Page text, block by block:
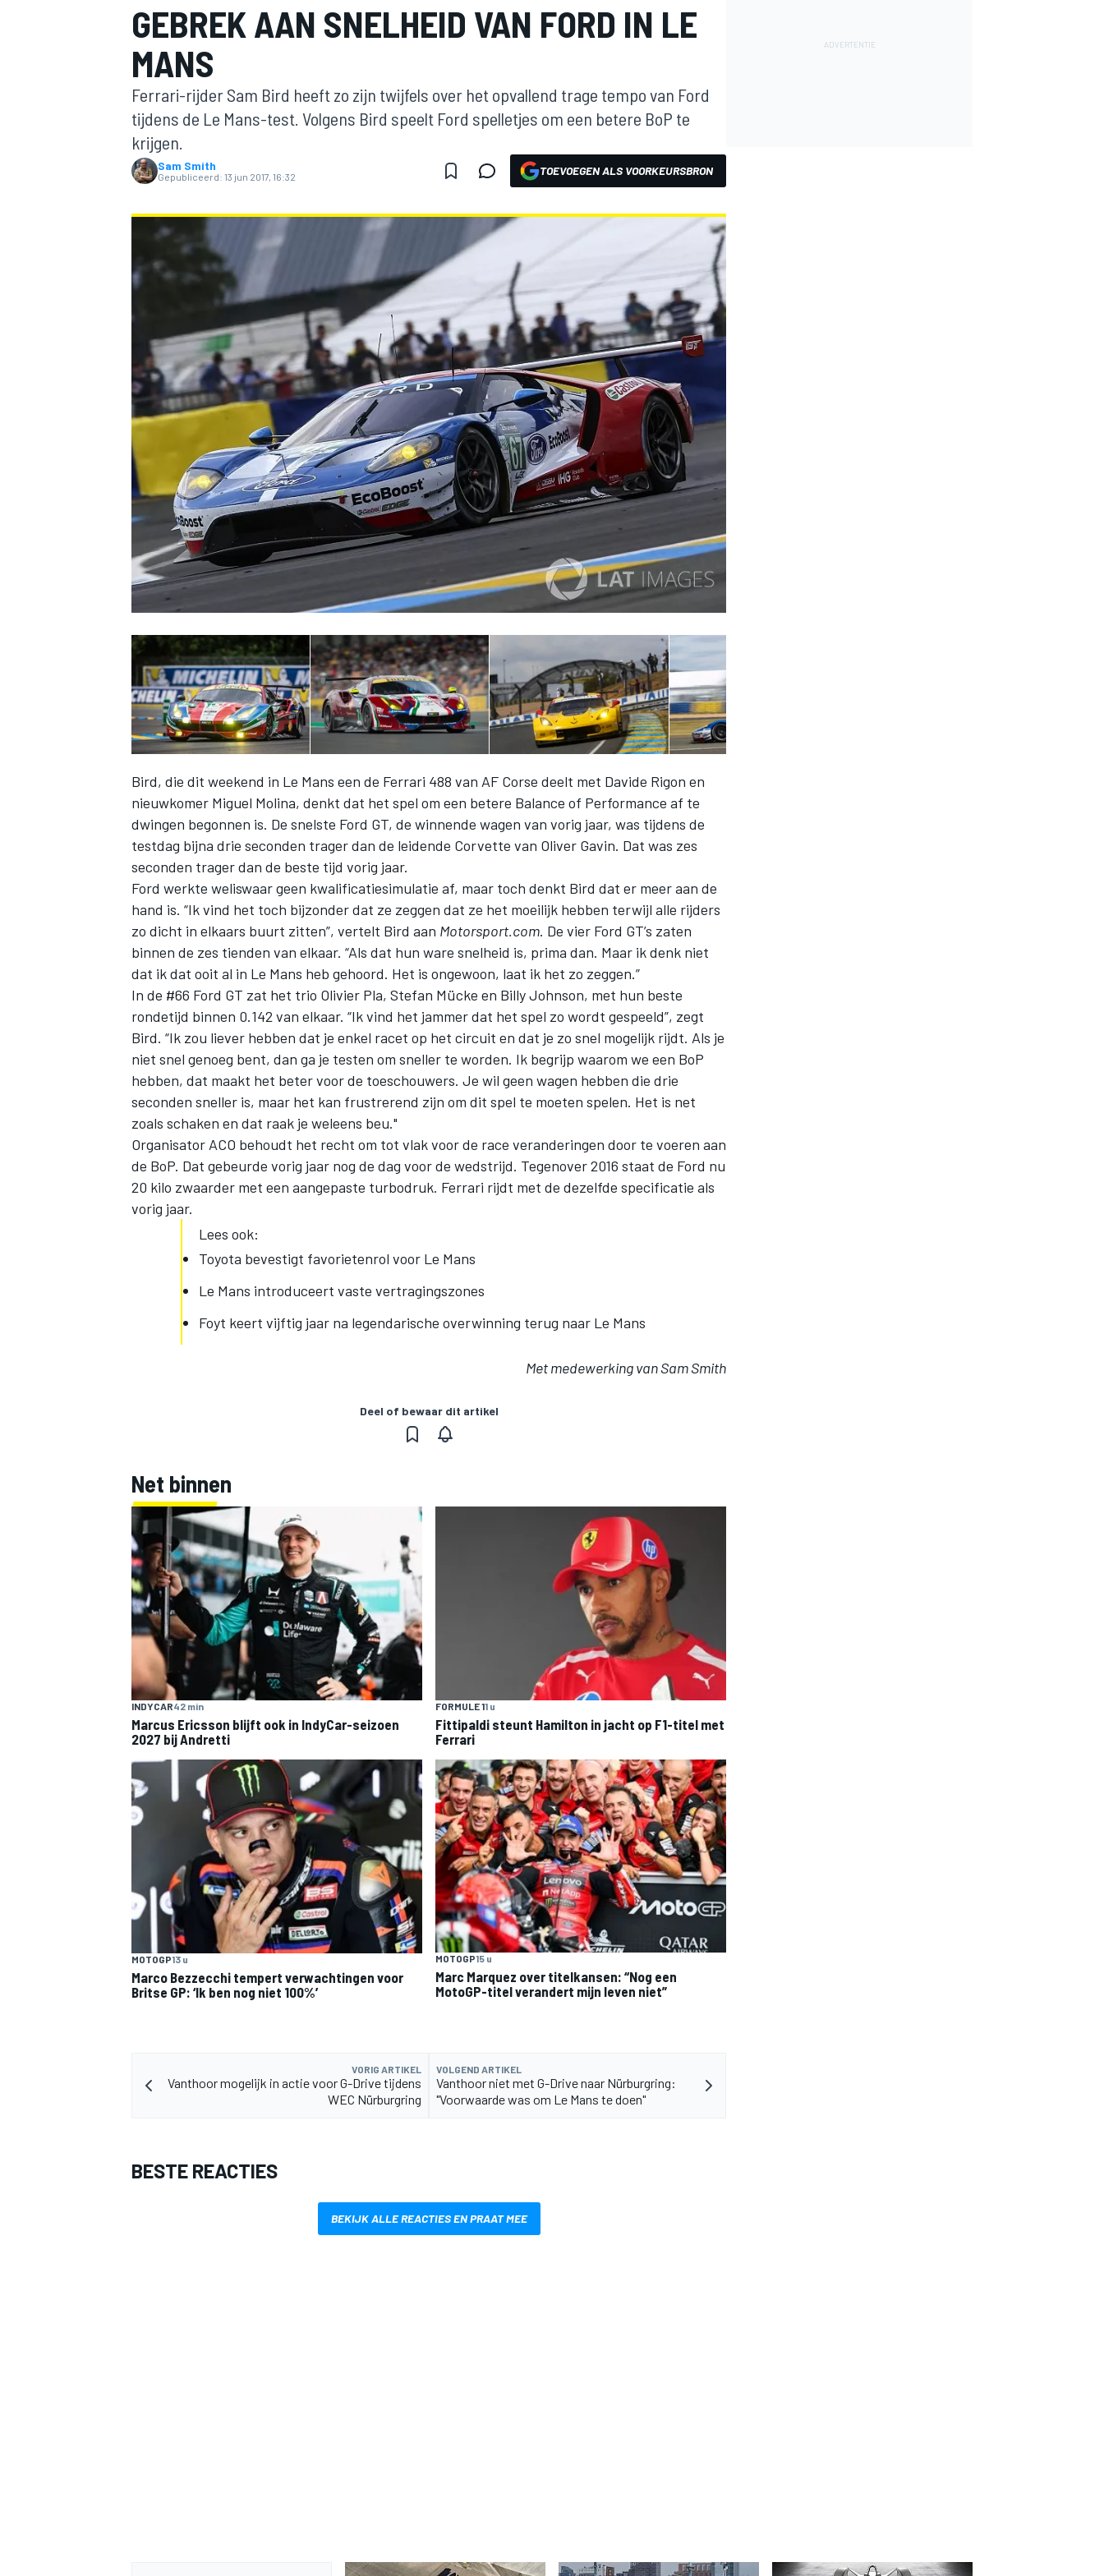
MOTOGP
INDYCAR
WEC DTM
MEER RACEKLASSEN
GEBREK AAN SNELHEID VAN FORD IN LE
MANS
Ferrari-rijder Sam Bird heeft zo zijn twijfels over het opvallend trage tempo van Ford
tijdens de Le Mans-test. Volgens Bird speelt Ford spelletjes om een betere BoP te
krijgen.
Sam Smith
Gepubliceerd: 13 jun 2017, 16:32 TOEVOEGEN ALS VOORKEURSBRON
Bird, die dit weekend in Le Mans een de Ferrari 488 van AF Corse deelt met Davide Rigon en
nieuwkomer Miguel Molina, denkt dat het spel om een betere Balance of Performance af te
dwingen begonnen is. De snelste Ford GT, de winnende wagen van vorig jaar, was tijdens de
testdag bijna drie seconden trager dan de leidende Corvette van Oliver Gavin. Dat was zes
seconden trager dan de beste tijd vorig jaar.
Ford werkte weliswaar geen kwalificatiesimulatie af, maar toch denkt Bird dat er meer aan de
hand is. “Ik vind het toch bijzonder dat ze zeggen dat ze het moeilijk hebben terwijl alle rijders
zo dicht in elkaars buurt zitten”, vertelt Bird aan Motorsport.com. De vier Ford GT’s zaten
binnen de zes tienden van elkaar. “Als dat hun ware snelheid is, prima dan. Maar ik denk niet
dat ik dat ooit al in Le Mans heb gehoord. Het is ongewoon, laat ik het zo zeggen.”
In de #66 Ford GT zat het trio Olivier Pla, Stefan Mücke en Billy Johnson, met hun beste
rondetijd binnen 0.142 van elkaar. “Ik vind het jammer dat het spel zo wordt gespeeld”, zegt
Bird. “Ik zou liever hebben dat je enkel racet op het circuit en dat je zo snel mogelijk rijdt. Als je
niet snel genoeg bent, dan ga je testen om sneller te worden. Ik begrijp waarom we een BoP
hebben, dat maakt het beter voor de toeschouwers. Je wil geen wagen hebben die drie
seconden sneller is, maar het kan frustrerend zijn om dit spel te moeten spelen. Het is net
zoals schaken en dat raak je weleens beu."
Organisator ACO behoudt het recht om tot vlak voor de race veranderingen door te voeren aan
de BoP. Dat gebeurde vorig jaar nog de dag voor de wedstrijd. Tegenover 2016 staat de Ford nu
20 kilo zwaarder met een aangepaste turbodruk. Ferrari rijdt met de dezelfde specificatie als
vorig jaar.
Lees ook:
Toyota bevestigt favorietenrol voor Le Mans
Le Mans introduceert vaste vertragingszones
Foyt keert vijftig jaar na legendarische overwinning terug naar Le Mans
Met medewerking van Sam Smith
Deel of bewaar dit artikel
Net binnen
INDYCAR42 min
Marcus Ericsson blijft ook in IndyCar-seizoen
2027 bij Andretti
FORMULE 11 u
Fittipaldi steunt Hamilton in jacht op F1-titel met
Ferrari
MOTOGP13 u
Marco Bezzecchi tempert verwachtingen voor
Britse GP: ‘Ik ben nog niet 100%’
MOTOGP15 u
Marc Marquez over titelkansen: “Nog een
MotoGP-titel verandert mijn leven niet”
VORIG ARTIKEL
Vanthoor mogelijk in actie voor G-Drive tijdens
WEC Nürburgring
VOLGEND ARTIKEL
Vanthoor niet met G-Drive naar Nürburgring:
"Voorwaarde was om Le Mans te doen"
BESTE REACTIES
BEKIJK ALLE REACTIES EN PRAAT MEE